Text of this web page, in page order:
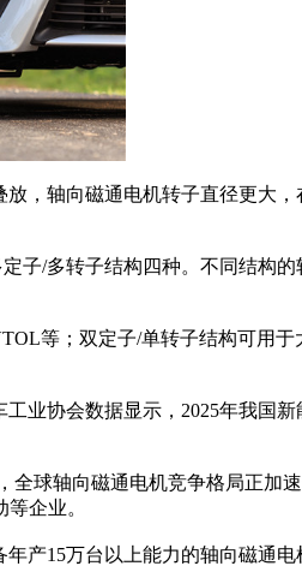
轴向磁通电机转子直径更大，
/多转子结构四种。不同结构的
等；双定子/单转子结构可用于
协会数据显示，2025年我国新
全球轴向磁通电机竞争格局正加
企业。
15万台以上能力的轴向磁通电